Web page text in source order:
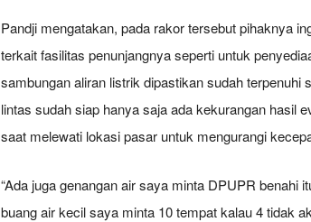
Pandji mengatakan, pada rakor tersebut pihaknya
terkait fasilitas penunjangnya seperti untuk
sambungan aliran listrik dipastikan sudah
lintas sudah siap hanya saja ada kekurangan hasil
saat melewati lokasi pasar untuk mengurangi
“Ada juga genangan air saya minta DPUPR benahi
buang air kecil saya minta 10 tempat kalau 4 tidak